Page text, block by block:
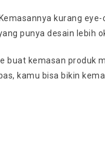
kurang
punya desain lebih
buat kemasan produk
kamu bisa bikin